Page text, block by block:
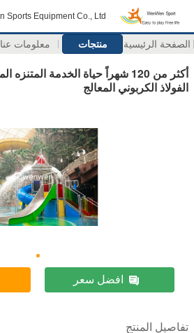
Sports Equipment Co., Ltd
الصفحة الرئيسية منتجات معلومات عنا
أكثر من 120 شهراً حياة الخدمة
الفولاذ الكربوني المعالج
افضل سعر
تفاصيل المنتج